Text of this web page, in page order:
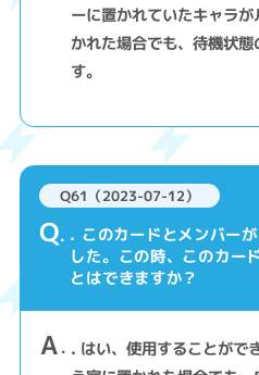
ーに置かれていたキャラ
かれた場合でも、待機状
す。
Q61（2023-07-12）
Q . このカードとメンバー
した。この時、このカー
とはできますか？
A . はい、使用することがで